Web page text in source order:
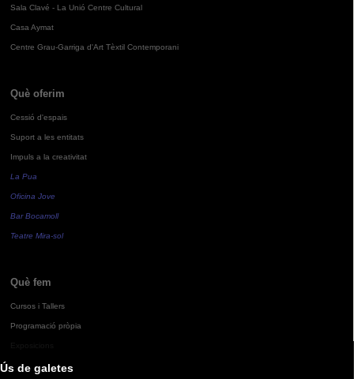
Ús de galetes
Sala Clavé - La Unió Centre Cultural
Casa Aymat
Centre Grau-Garriga d'Art Tèxtil Contemporani
Què oferim
Cessió d'espais
Suport a les entitats
Impuls a la creativitat
La Pua
Oficina Jove
Bar Bocamoll
Teatre Mira-sol
Què fem
Cursos i Tallers
Programació pròpia